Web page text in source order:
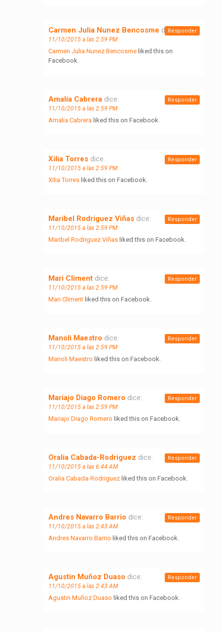
Carmen Julia Nunez Bencosme dice:
11/10/2015 a las 2:59 PM
Carmen Julia Nunez Bencosme liked this on
Facebook.
Responder
Amalia Cabrera dice:
11/10/2015 a las 2:59 PM
Amalia Cabrera liked this on Facebook.
Responder
Xilia Torres dice:
11/10/2015 a las 2:59 PM
Xilia Torres liked this on Facebook.
Responder
Maribel Rodriguez Viñas dice:
11/10/2015 a las 2:59 PM
Maribel Rodriguez Viñas liked this on Facebook.
Responder
Mari Climent dice:
11/10/2015 a las 2:59 PM
Mari Climent liked this on Facebook.
Responder
Manoli Maestro dice:
11/10/2015 a las 2:59 PM
Manoli Maestro liked this on Facebook.
Responder
Mariajo Diago Romero dice:
11/10/2015 a las 2:59 PM
Mariajo Diago Romero liked this on Facebook.
Responder
Oralia Cabada-Rodriguez dice:
11/10/2015 a las 6:44 AM
Oralia Cabada-Rodriguez liked this on Facebook.
Responder
Andres Navarro Barrio dice:
11/10/2015 a las 2:43 AM
Andres Navarro Barrio liked this on Facebook.
Responder
Agustin Muñoz Duaso dice:
11/10/2015 a las 2:43 AM
Agustin Muñoz Duaso liked this on Facebook.
Responder